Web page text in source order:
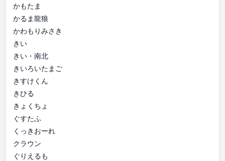
かもたま
かるま龍狼
かわもりみさき
きい
きい・南北
きいろいたまご
きすけくん
きひる
きょくちょ
ぐすたふ
くっきおーれ
クラウン
ぐりえるも